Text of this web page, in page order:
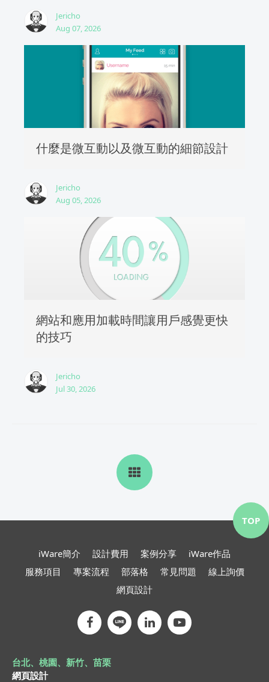
Jericho
Aug 07, 2026
什麼是微互動以及微互動的細節設計
Jericho
Aug 05, 2026
網站和應用加載時間讓用戶感覺更快
的技巧
Jericho
Jul 30, 2026
iWare簡介 設計費用 案例分享
iWare作品
服務項目
專案流程 部落格 常見問題
線上詢價
網頁設計
台北、桃園、新竹、苗栗
網頁設計
TOP